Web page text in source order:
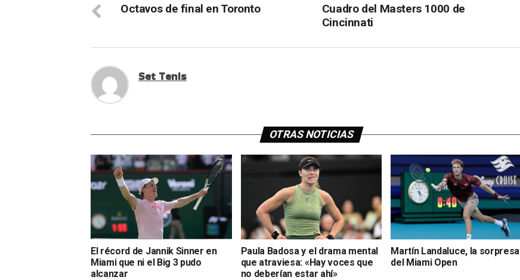
Cuadro del Masters 1000 de
Cincinnati
Octavos de final en Toronto
Set Tenis
OTRAS NOTICIAS
El récord de Jannik Sinner en
Miami que ni el Big 3 pudo
alcanzar
Paula Badosa y el drama mental
que atraviesa: «Hay voces que
no deberían estar ahí»
Martín Landaluce, la sorpresa
del Miami Open